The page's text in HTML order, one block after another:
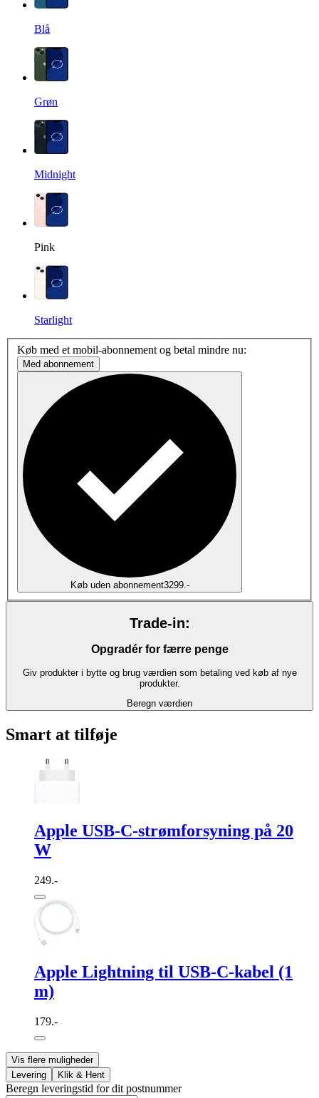
Blå
Grøn
Midnight
Pink
Starlight
Køb med et mobil-abonnement og betal mindre nu:
Med abonnement
Køb uden abonnement3299.-
Trade-in:
Opgradér for færre penge
Giv produkter i bytte og brug værdien som betaling ved køb af nye
produkter.
Beregn værdien
Smart at tilføje
Apple USB-C-strømforsyning på 20
W
249.-
Apple Lightning til USB-C-kabel (1
m)
179.-
Vis flere muligheder
Levering
Klik & Hent
Beregn leveringstid for dit postnummer